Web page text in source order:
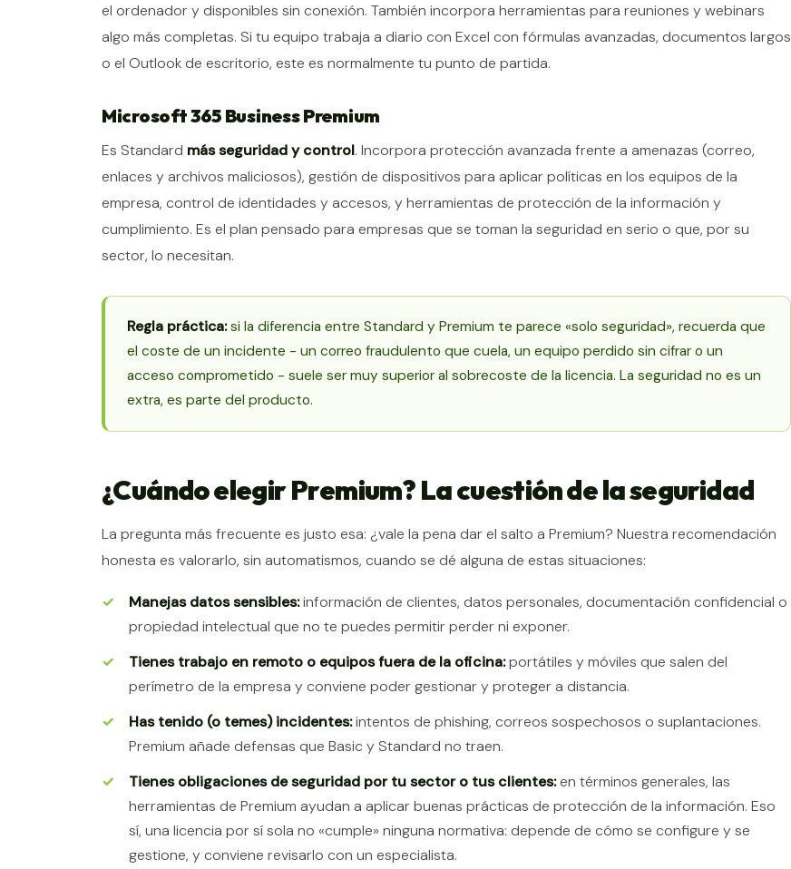
el ordenador y disponibles sin conexión. También incorpora herramientas para reuniones y webinars
algo más completas. Si tu equipo trabaja a diario con Excel con fórmulas avanzadas, documentos largos
o el Outlook de escritorio, este es normalmente tu punto de partida.
Microsoft 365 Business Premium
Es Standard más seguridad y control. Incorpora protección avanzada frente a amenazas (correo,
enlaces y archivos maliciosos), gestión de dispositivos para aplicar políticas en los equipos de la
empresa, control de identidades y accesos, y herramientas de protección de la información y
cumplimiento. Es el plan pensado para empresas que se toman la seguridad en serio o que, por su
sector, lo necesitan.
Regla práctica:si la diferencia entre Standard y Premium te parece «solo seguridad», recuerda que
el coste de un incidente - un correo fraudulento que cuela, un equipo perdido sin cifrar o un
acceso comprometido - suele ser muy superior al sobrecoste de la licencia. La seguridad no es un
extra, es parte del producto.
¿Cuándo elegir Premium? La cuestión de la seguridad
La pregunta más frecuente es justo esa: ¿vale la pena dar el salto a Premium? Nuestra recomendación
honesta es valorarlo, sin automatismos, cuando se dé alguna de estas situaciones:
Manejas datos sensibles:información de clientes, datos personales, documentación confidencial o
propiedad intelectual que no te puedes permitir perder ni exponer.
Tienes trabajo en remoto o equipos fuera de la oficina:portátiles y móviles que salen del
perímetro de la empresa y conviene poder gestionar y proteger a distancia.
Has tenido (o temes) incidentes:intentos de phishing, correos sospechosos o suplantaciones.
Premium añade defensas que Basic y Standard no traen.
Tienes obligaciones de seguridad por tu sector o tus clientes:en términos generales, las
herramientas de Premium ayudan a aplicar buenas prácticas de protección de la información. Eso
sí, una licencia por sí sola no «cumple» ninguna normativa: depende de cómo se configure y se
gestione, y conviene revisarlo con un especialista.